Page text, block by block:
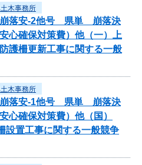
木事務所
崩落安-2他号 県単 崩落決
心確保対策費）他（一）上
護柵更新工事に関する一般
木事務所
崩落安-1他号 県単 崩落決
心確保対策費）他（国）
設置工事に関する一般競争